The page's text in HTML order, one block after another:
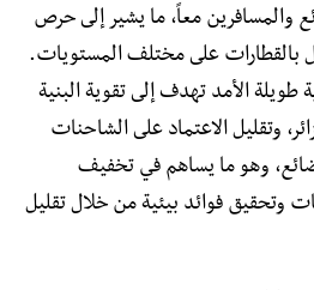
والمسافرين معاً، ما يشير إلى حرص
بالقطارات على مختلف المستويات.
الأمد تهدف إلى تقوية البنية
وتقليل الاعتماد على الشاحنات
وهو ما يساهم في تخفيف
وتحقيق فوائد بيئية من خلال تقليل